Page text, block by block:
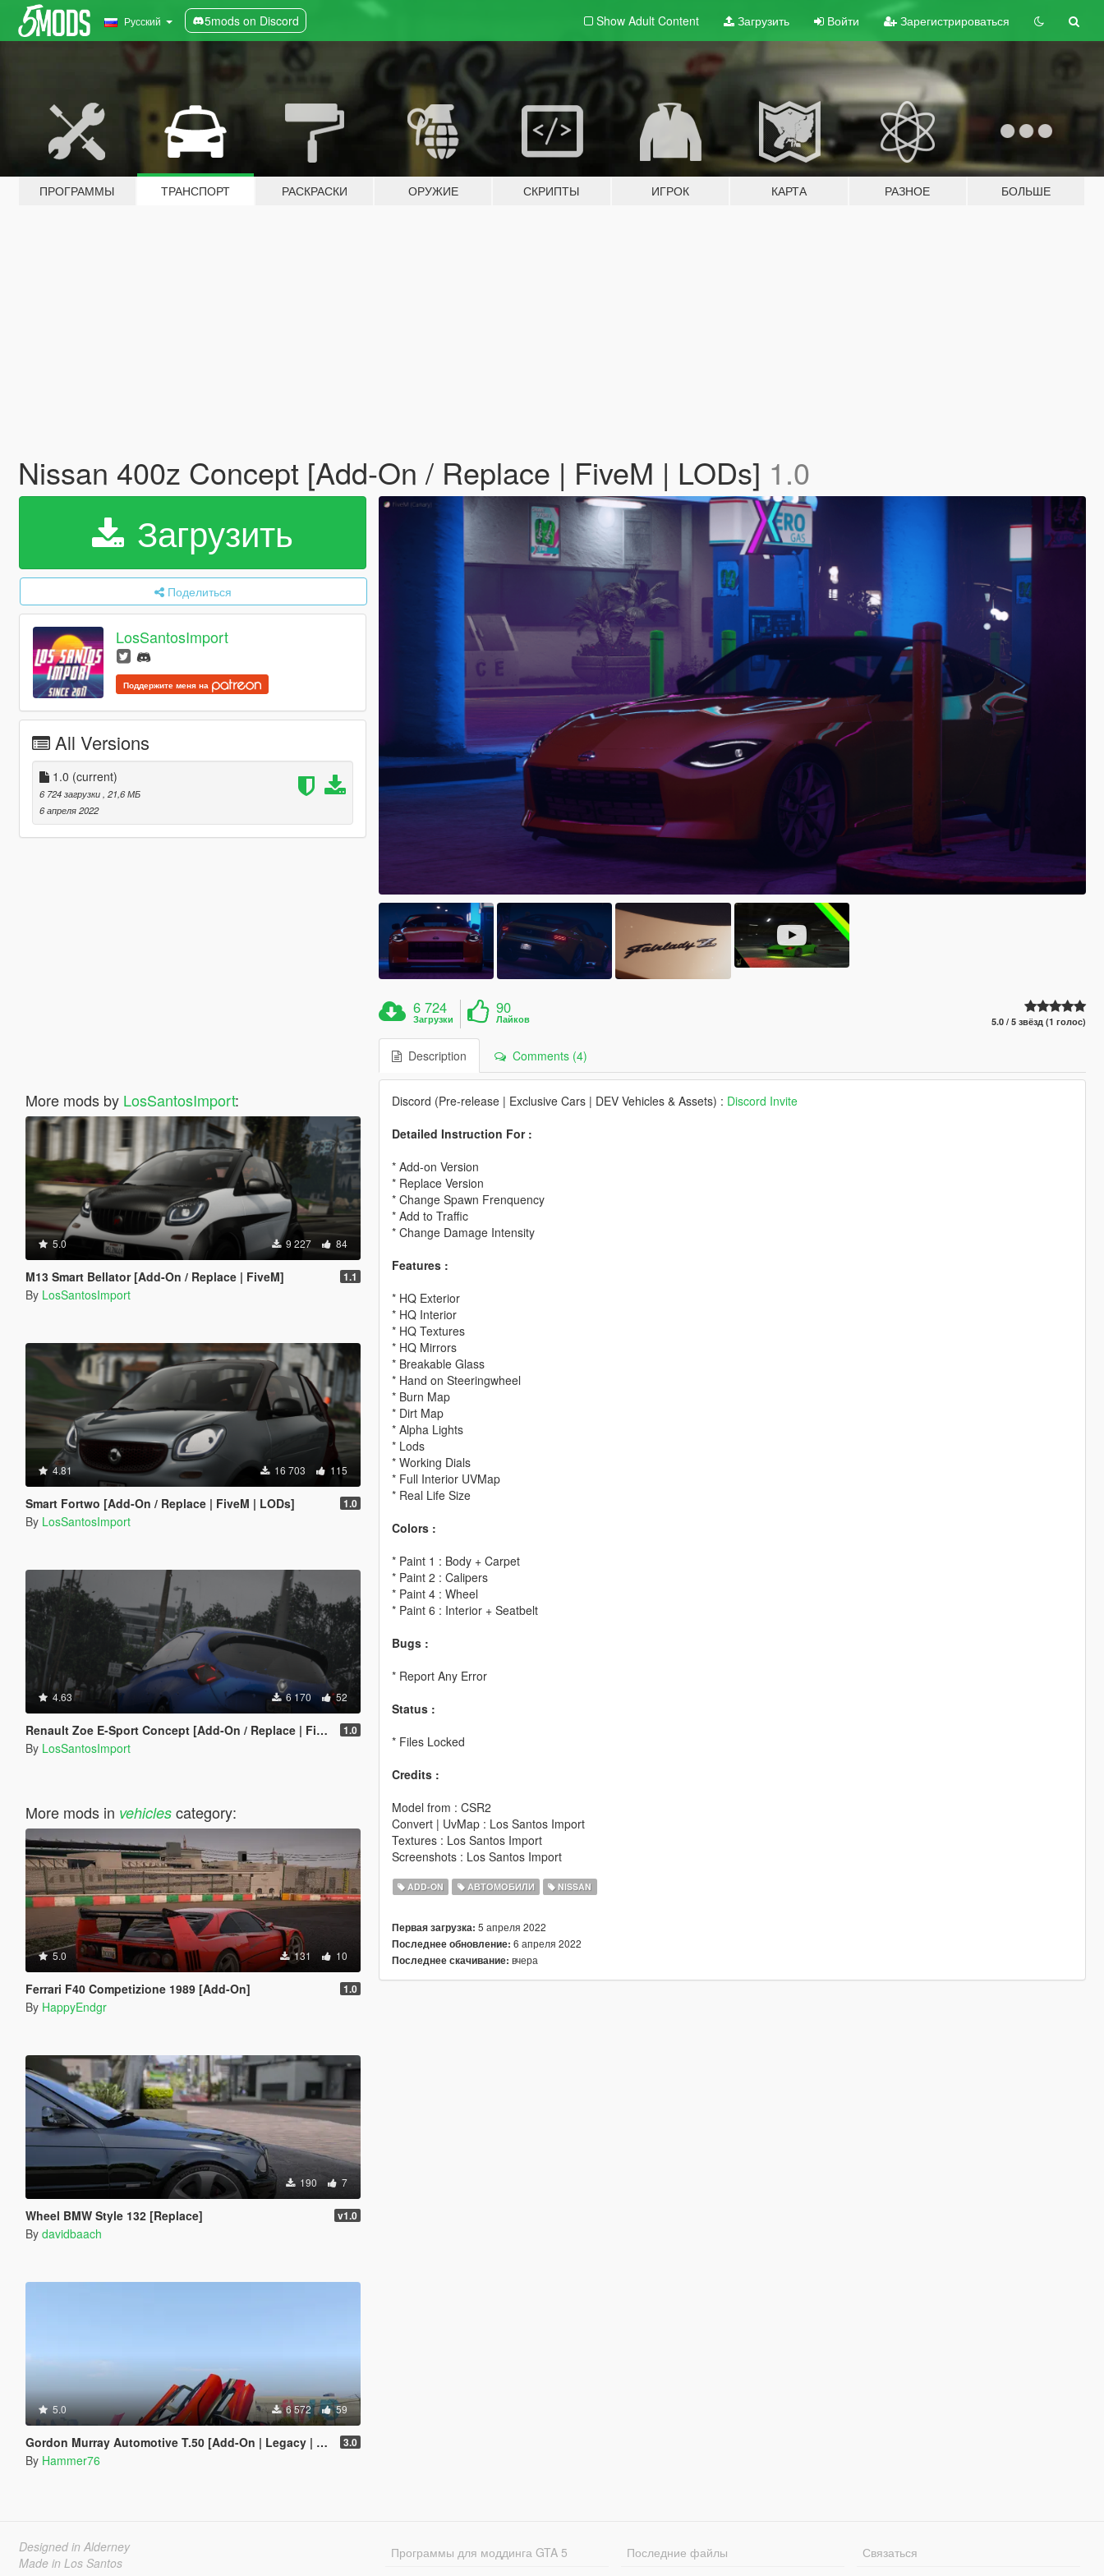
Русский 5mods on Discord Show Adult Content Загрузить Войти Зарегистрироваться
ПРОГРАММЫ ТРАНСПОРТ РАСКРАСКИ ОРУЖИЕ СКРИПТЫ ИГРОК КАРТА РАЗНОЕ БОЛЬШЕ
Nissan 400z Concept [Add-On / Replace | FiveM | LODs] 1.0
Загрузить
Поделиться
LosSantosImport
Поддержите меня на
All Versions
1.0 (current)
6 724 загрузки , 21,6 МБ
6 апреля 2022
More mods by LosSantosImport:
5.0 9 227 84
M13 Smart Bellator [Add-On / Replace | FiveM] 1.1
By LosSantosImport
4.81 16 703 115
Smart Fortwo [Add-On / Replace | FiveM | LODs] 1.0
By LosSantosImport
4.63 6 170 52
Renault Zoe E-Sport Concept [Add-On / Replace | FiveM | LODs] 1.0
By LosSantosImport
More mods in vehiclescategory:
5.0 131 10
Ferrari F40 Competizione 1989 [Add-On] 1.0
By HappyEndgr
190 7
Wheel BMW Style 132 [Replace] v1.0
By davidbaach
5.0 6 572 59
Gordon Murray Automotive T.50 [Add-On | Legacy | Enhanced] 3.0
By Hammer76
6 724
Загрузки
90
Лайков 5.0 / 5 звёзд (1 голос)
Description Comments (4)
Discord (Pre-release | Exclusive Cars | DEV Vehicles & Assets) : Discord Invite
Detailed Instruction For :
* Add-on Version
* Replace Version
* Change Spawn Frenquency
* Add to Traffic
* Change Damage Intensity
Features :
* HQ Exterior
* HQ Interior
* HQ Textures
* HQ Mirrors
* Breakable Glass
* Hand on Steeringwheel
* Burn Map
* Dirt Map
* Alpha Lights
* Lods
* Working Dials
* Full Interior UVMap
* Real Life Size
Colors :
* Paint 1 : Body + Carpet
* Paint 2 : Calipers
* Paint 4 : Wheel
* Paint 6 : Interior + Seatbelt
Bugs :
* Report Any Error
Status :
* Files Locked
Credits :
Model from : CSR2
Convert | UvMap : Los Santos Import
Textures : Los Santos Import
Screenshots : Los Santos Import
ADD-ON АВТОМОБИЛИ NISSAN
Первая загрузка: 5 апреля 2022
Последнее обновление: 6 апреля 2022
Последнее скачивание: вчера
Designed in Alderney
Made in Los Santos
Программы для моддинга GTA 5
Последние файлы
Связаться